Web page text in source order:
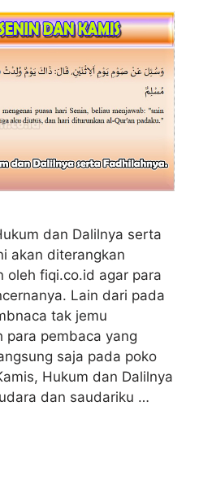
dan Dalilnya serta
akan diterangkan
oleh fiqi.co.id agar para
Lain dari pada
tak jemu
para pembaca yang
saja pada poko
Hukum dan Dalilnya
dan saudariku …